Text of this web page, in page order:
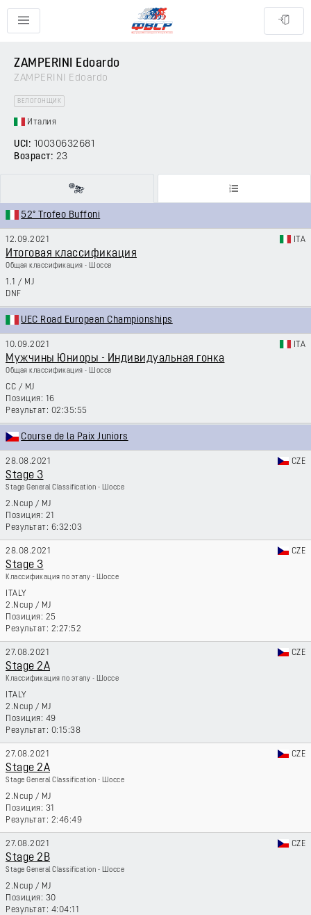
ZAMPERINI Edoardo
ZAMPERINI Edoardo
ВЕЛОГОНЩИК
Италия
UCI: 10030632681
Возраст: 23
52° Trofeo Buffoni
12.09.2021 ITA
Итоговая классификация
Общая классификация - Шоссе
1.1 / MJ
DNF
UEC Road European Championships
10.09.2021 ITA
Мужчины Юниоры - Индивидуальная гонка
Общая классификация - Шоссе
CC / MJ
16
02:35:55
Course de la Paix Juniors
28.08.2021 CZE
Stage 3
Stage General Classification - Шоссе
2.Ncup / MJ
21
6:32:03
28.08.2021 CZE
Stage 3
Классификация по этапу - Шоссе
ITALY
2.Ncup / MJ
25
2:27:52
27.08.2021 CZE
Stage 2A
Классификация по этапу - Шоссе
ITALY
2.Ncup / MJ
49
0:15:38
27.08.2021 CZE
Stage 2A
Stage General Classification - Шоссе
2.Ncup / MJ
31
2:46:49
27.08.2021 CZE
Stage 2B
Stage General Classification - Шоссе
2.Ncup / MJ
30
4:04:11